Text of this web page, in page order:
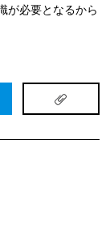
が必要となるから